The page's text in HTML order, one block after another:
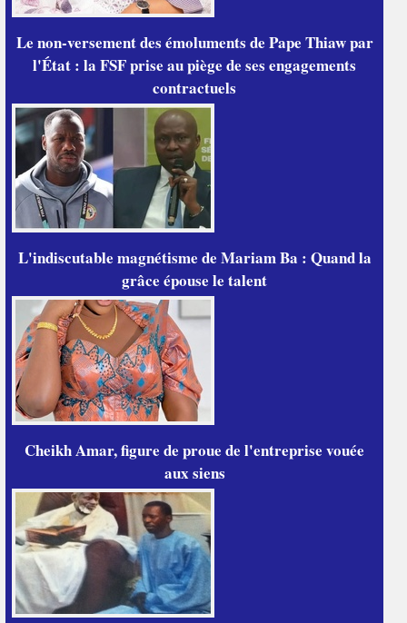
Le non-versement des émoluments de Pape Thiaw par
l'État : la FSF prise au piège de ses engagements
contractuels
L'indiscutable magnétisme de Mariam Ba : Quand la
grâce épouse le talent
Cheikh Amar, figure de proue de l'entreprise vouée
aux siens